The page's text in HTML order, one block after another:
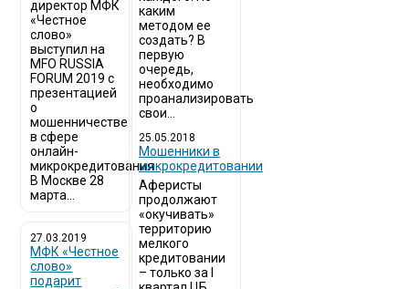
директор МФК
«Честное
слово»
выступил на
MFO RUSSIA
FORUM 2019 с
презентацией
о
мошенничестве
в сфере
онлайн-
микрокредитования
В Москве 28
марта...
27.03.2019
МФК «Честное
слово»
подарит
каким
методом ее
создать? В
первую
очередь,
необходимо
проанализировать
свои...
25.05.2018
Мошенники в
микрокредитовании
Аферисты
продолжают
«окучивать»
территорию
мелкого
кредитовании
– только за I